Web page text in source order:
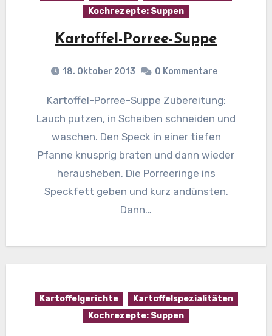
Kochrezepte: Suppen
Kartoffel-Porree-Suppe
18. Oktober 2013 0 Kommentare
Kartoffel-Porree-Suppe Zubereitung:
Lauch putzen, in Scheiben schneiden und
waschen. Den Speck in einer tiefen
Pfanne knusprig braten und dann wieder
herausheben. Die Porreeringe ins
Speckfett geben und kurz andünsten.
Dann…
Kartoffelgerichte
Kartoffelspezialitäten
Kochrezepte: Suppen